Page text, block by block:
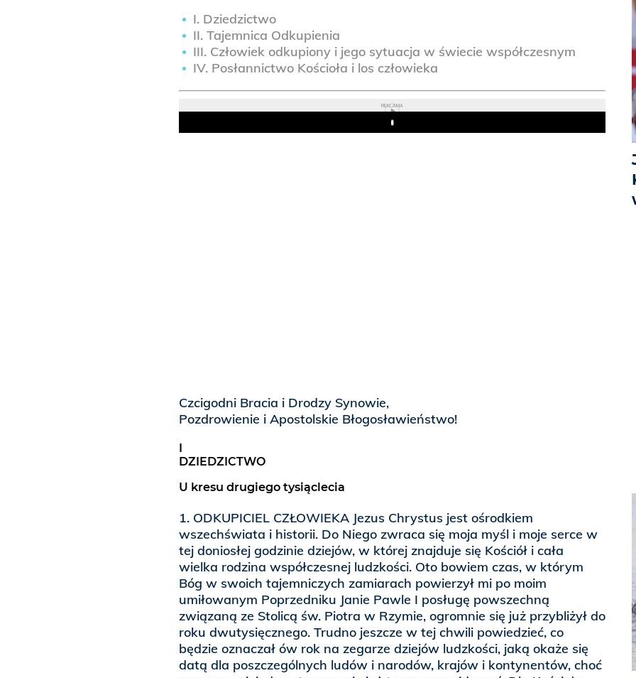
I. Dziedzictwo
II. Tajemnica Odkupienia
III. Człowiek odkupiony i jego sytuacja w świecie współczesnym
IV. Posłannictwo Kościoła i los człowieka
REKLAMA
Play
Czcigodni Bracia i Drodzy Synowie,
Pozdrowienie i Apostolskie Błogosławieństwo!
DZIEDZICTWO
U kresu drugiego tysiąclecia
1. ODKUPICIEL CZŁOWIEKA Jezus Chrystus jest ośrodkiem
wszechświata i historii. Do Niego zwraca się moja myśl i moje serce w
tej doniosłej godzinie dziejów, w której znajduje się Kościół i cała
wielka rodzina współczesnej ludzkości. Oto bowiem czas, w którym
Bóg w swoich tajemniczych zamiarach powierzył mi po moim
umiłowanym Poprzedniku Janie Pawle I posługę powszechną
związaną ze Stolicą św. Piotra w Rzymie, ogromnie się już przybliżył do
roku dwutysięcznego. Trudno jeszcze w tej chwili powiedzieć, co
będzie oznaczał ów rok na zegarze dziejów ludzkości, jaką okaże się
datą dla poszczególnych ludów i narodów, krajów i kontynentów, choć